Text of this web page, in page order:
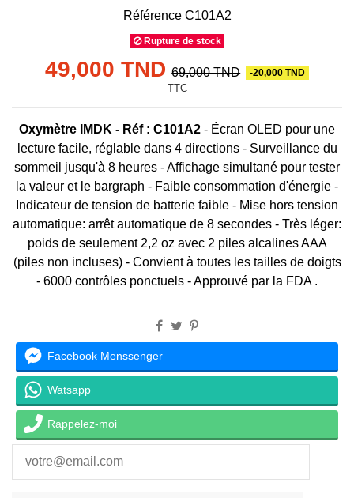
Référence C101A2
Rupture de stock
49,000 TND 69,000 TND -20,000 TND
TTC
Oxymètre IMDK - Réf : C101A2 - Écran OLED pour une
lecture facile, réglable dans 4 directions - Surveillance du
sommeil jusqu'à 8 heures - Affichage simultané pour tester
la valeur et le bargraph - Faible consommation d'énergie -
Indicateur de tension de batterie faible - Mise hors tension
automatique: arrêt automatique de 8 secondes - Très léger:
poids de seulement 2,2 oz avec 2 piles alcalines AAA
(piles non incluses) - Convient à toutes les tailles de doigts
- 6000 contrôles ponctuels - Approuvé par la FDA .
Facebook Menssenger
Watsapp
Rappelez-moi